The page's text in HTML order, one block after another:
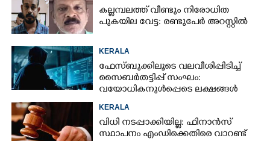
കല്ലമ്പലത്ത് വീണ്ടും നിരോധിത
പുകയില വേട്ട: രണ്ടുപേർ അറസ്റ്റിൽ
KERALA
ഫേസ്ബുക്കിലൂടെ വലവീശിപ്പിടിച്ച്
സൈബർതട്ടിപ്പ് സംഘം:
വയോധികനുൾപ്പെടെ ലക്ഷങ്ങൾ
നഷ്ടമായി
KERALA
വിധി നടപ്പാക്കിയില്ല: ഫിനാൻസ്
സ്ഥാപനം എംഡിക്കെതിരെ വാറണ്ട്